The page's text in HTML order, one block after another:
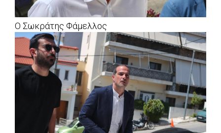
Ο Σωκράτης Φάμελλος